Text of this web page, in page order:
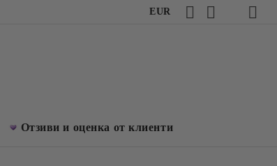
EUR
Отзиви и оценка от клиенти